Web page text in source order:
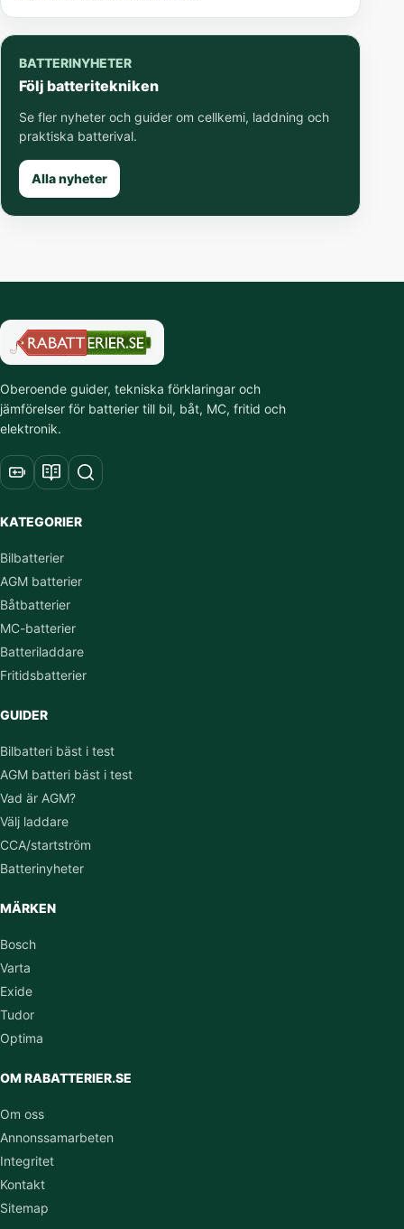
BATTERINYHETER
Följ batteritekniken
Se fler nyheter och guider om cellkemi, laddning och
praktiska batterival.
Alla nyheter
Oberoende guider, tekniska förklaringar och
jämförelser för batterier till bil, båt, MC, fritid och
elektronik.
KATEGORIER
Bilbatterier
AGM batterier
Båtbatterier
MC-batterier
Batteriladdare
Fritidsbatterier
GUIDER
Bilbatteri bäst i test
AGM batteri bäst i test
Vad är AGM?
Välj laddare
CCA/startström
Batterinyheter
MÄRKEN
Bosch
Varta
Exide
Tudor
Optima
OM RABATTERIER.SE
Om oss
Annonssamarbeten
Integritet
Kontakt
Sitemap